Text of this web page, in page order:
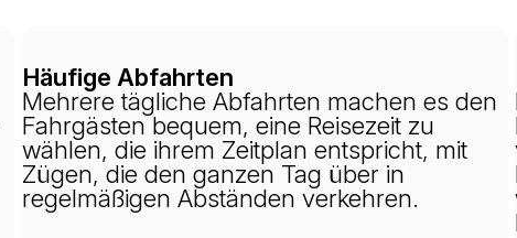
Häufige Abfahrten
Mehrere tägliche Abfahrten machen es den
Fahrgästen bequem, eine Reisezeit zu
wählen, die ihrem Zeitplan entspricht, mit
Zügen, die den ganzen Tag über in
regelmäßigen Abständen verkehren.